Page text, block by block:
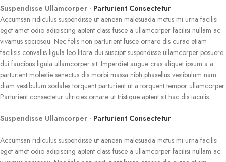
Suspendisse Ullamcorper - Parturient Consectetur
Accumsan ridiculus suspendisse ut aenean malesuada metus mi urna facilisi
eget amet odio adipiscing aptent class fusce a ullamcorper facilisi nullam ac
vivamus sociosqu. Nec felis non parturient fusce ornare dis curae etiam
facilisis convallis ligula leo litora dui suscipit suspendisse ullamcorper posuere
dui faucibus ligula ullamcorper sit. Imperdiet augue cras aliquet ipsum a a
parturient molestie senectus dis morbi massa nibh phasellus vestibulum nam
diam vestibulum sodales torquent parturient ut a torquent tempor ullamcorper.
Parturient consectetur ultricies ornare ut tristique aptent sit hac dis iaculis.
Suspendisse Ullamcorper - Parturient Consectetur
Accumsan ridiculus suspendisse ut aenean malesuada metus mi urna facilisi
eget amet odio adipiscing aptent class fusce a ullamcorper facilisi nullam ac